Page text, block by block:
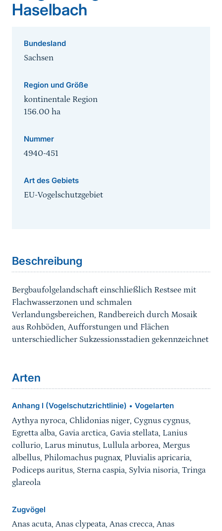
Haselbach
Bundesland
Sachsen
Region und Größe
kontinentale Region
156.00 ha
Nummer
4940-451
Art des Gebiets
EU-Vogelschutzgebiet
Beschreibung
Bergbaufolgelandschaft einschließlich Restsee mit
Flachwasserzonen und schmalen
Verlandungsbereichen, Randbereich durch Mosaik
aus Rohböden, Aufforstungen und Flächen
unterschiedlicher Sukzessionsstadien gekennzeichnet
Arten
Anhang I (Vogelschutzrichtlinie) • Vogelarten
Aythya nyroca, Chlidonias niger, Cygnus cygnus,
Egretta alba, Gavia arctica, Gavia stellata, Lanius
collurio, Larus minutus, Lullula arborea, Mergus
albellus, Philomachus pugnax, Pluvialis apricaria,
Podiceps auritus, Sterna caspia, Sylvia nisoria, Tringa
glareola
Zugvögel
Anas acuta, Anas clypeata, Anas crecca, Anas